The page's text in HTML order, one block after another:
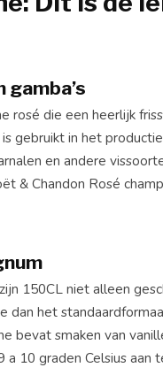
gamba’s
rosé die een heerlijk
gebruikt in het
en andere
& Chandon Rosé
150CL niet alleen
het
bevat smaken van
10 graden Celsius aan